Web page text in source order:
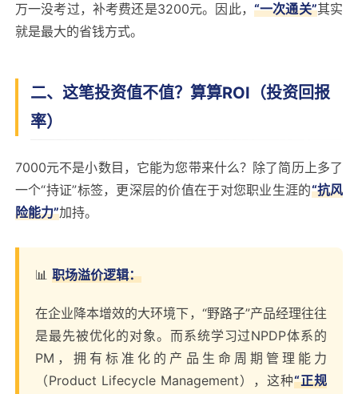
万一没考过，补考费还是3200元。因此， “一次通关”其实
就是最大的省钱方式。
二、这笔投资值不值？算算ROI（投资回报
率）
7000元不是小数目，它能为您带来什么？除了简历上多了
一个“持证”标签，更深层的价值在于对您职业生涯的“抗风
险能力”加持。
📊 职场溢价逻辑：
在企业降本增效的大环境下，“野路子”产品经理往往
是最先被优化的对象。而系统学习过NPDP体系的
PM，拥有标准化的产品生命周期管理能力
（Product Lifecycle Management），这种“正规